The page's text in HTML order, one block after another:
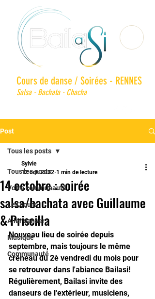
Cours de danse / Soirées - RENNES
Salsa - Bachata - Chacha
Post
Tous les posts
Votre communauté
Les cours
Aller danser
Musique
Communauté
Tous les posts
14 octobre : soirée
salsa/bachata avec Guillaume
& Priscilla
Sylvie
12 oct. 2022 1 min de lecture
Nouveau lieu de soirée depuis
septembre, mais toujours le même
créneau du 2è vendredi du mois pour
se retrouver dans l'abiance Bailasi!
Régulièrement, Bailasi invite des
danseurs de l'extérieur, musiciens,